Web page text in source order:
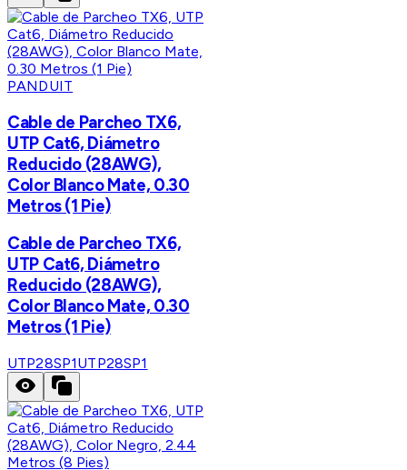
PANDUIT
Cable de Parcheo TX6,
UTP Cat6, Diámetro
Reducido (28AWG),
Color Blanco Mate, 0.30
Metros (1 Pie)
Cable de Parcheo TX6,
UTP Cat6, Diámetro
Reducido (28AWG),
Color Blanco Mate, 0.30
Metros (1 Pie)
UTP28SP1UTP28SP1